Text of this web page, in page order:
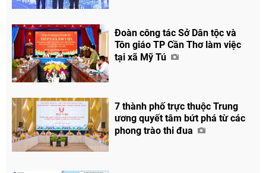
Đoàn công tác Sở Dân tộc và
Tôn giáo TP Cần Thơ làm việc
tại xã Mỹ Tú
7 thành phố trực thuộc Trung
ương quyết tâm bứt phá từ các
phong trào thi đua